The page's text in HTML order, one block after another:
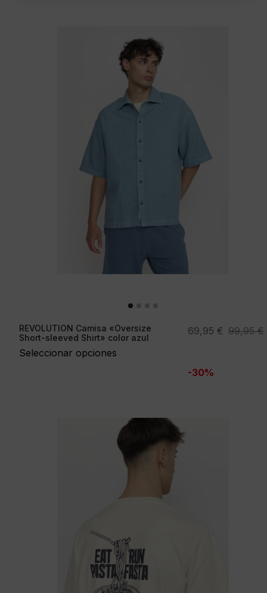
REVOLUTION Camisa «Oversize
Short-sleeved Shirt» color azul
Seleccionar opciones
99,95€
El
era:
69,95 €
El
es:
-30%